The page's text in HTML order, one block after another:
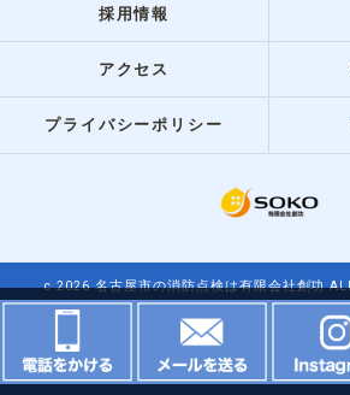
採用情報
アクセス
プライバシーポリシー
c 2026 名古屋市の消防点検は有限会社創功